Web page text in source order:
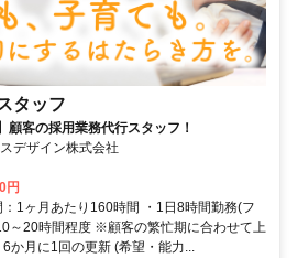
タッフ
顧客の採用業務代行スタッフ！
デザイン株式会社
円
1ヶ月あたり160時間 ・1日8時間勤務(フ
～20時間程度 ※顧客の繁忙期に合わせて上
か月に1回の更新 (希望・能力...